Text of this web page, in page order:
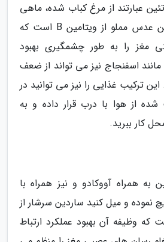
عبارتند از مرغ کباب شده، ماهی
تن و غزل آلا. همچنین عدس مملو از ویتامین B است که
مغز را به طور چشمگیری بهبود
اسفنجاج نیز می تواند از ضعف
ترکیب غذایی را نیز می توانید در
از هوا با درب قرار داده و به
کار ببرید.
به همراه آووکادو و نیز همراه با
نموده و میل کنید ساردین سرشار از
چرب امگا 3 است که وظیفه آن بهبود عملکرد ارتباط